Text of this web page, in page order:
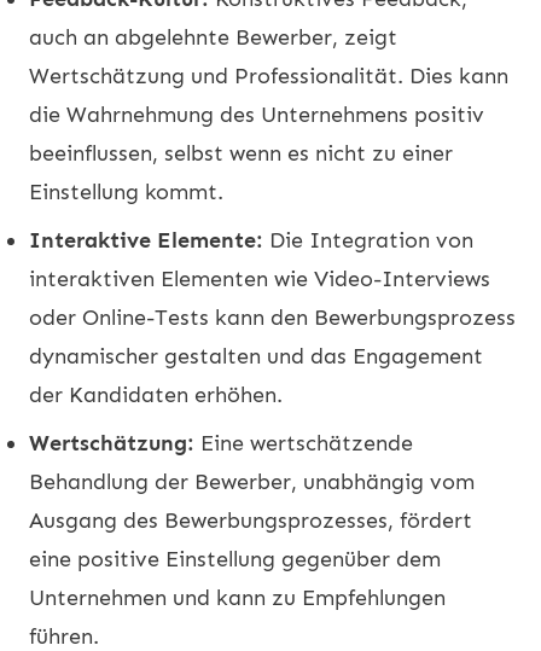
auch an abgelehnte Bewerber, zeigt
Wertschätzung und Professionalität. Dies kann
die Wahrnehmung des Unternehmens positiv
beeinflussen, selbst wenn es nicht zu einer
Einstellung kommt.
Interaktive Elemente: Die Integration von
interaktiven Elementen wie Video-Interviews
oder Online-Tests kann den Bewerbungsprozess
dynamischer gestalten und das Engagement
der Kandidaten erhöhen.
Wertschätzung: Eine wertschätzende
Behandlung der Bewerber, unabhängig vom
Ausgang des Bewerbungsprozesses, fördert
eine positive Einstellung gegenüber dem
Unternehmen und kann zu Empfehlungen
führen.